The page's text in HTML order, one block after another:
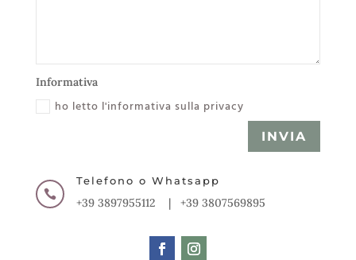
Informativa
ho letto l'informativa sulla privacy
INVIA

Telefono o Whatsapp
+39 3897955112 | +39 3807569895